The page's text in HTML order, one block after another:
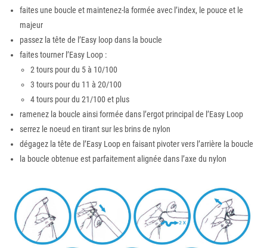
faites une boucle et maintenez-la formée avec l’index, le pouce et le
majeur
passez la tête de l’Easy loop dans la boucle
faites tourner l’Easy Loop :
2 tours pour du 5 à 10/100
3 tours pour du 11 à 20/100
4 tours pour du 21/100 et plus
ramenez la boucle ainsi formée dans l’ergot principal de l’Easy Loop
serrez le noeud en tirant sur les brins de nylon
dégagez la tête de l’Easy Loop en faisant pivoter vers l’arrière la boucle
la boucle obtenue est parfaitement alignée dans l’axe du nylon